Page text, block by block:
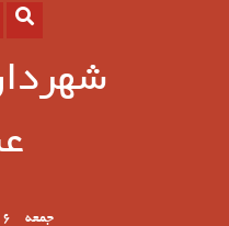
جمعه 16